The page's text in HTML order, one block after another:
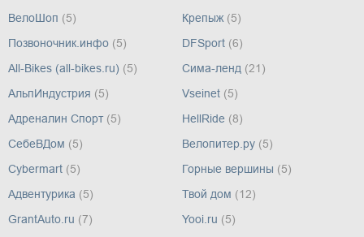
ВелоШоп (5) Крепыж (5)
Позвоночник.инфо (5) DFSport (6)
All-Bikes (all-bikes.ru) (5) Сима-ленд (21)
АльпИндустрия (5) Vseinet (5)
Адреналин Спорт (5) HellRide (8)
СебеВДом (5) Велопитер.ру (5)
Cybermart (5) Горные вершины (5)
Адвентурика (5) Твой дом (12)
GrantAuto.ru (7) Yooi.ru (5)